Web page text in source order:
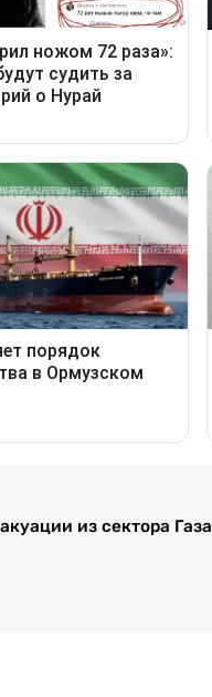
из сектора Газа